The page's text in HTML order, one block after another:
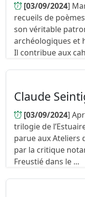
[03/09/2024]
recueils de
son véritable
archéologiques et
Il contribue aux
Claude
[03/09/2024]
trilogie de
parue aux Ateliers
par la critique
Freustié dans le ...